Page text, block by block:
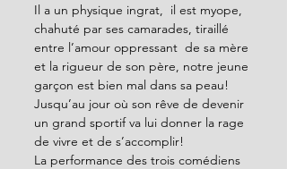
Il a un physique ingrat,  il est myope,
chahuté par ses camarades, tiraillé
entre l’amour oppressant  de sa mère
et la rigueur de son père, notre jeune
garçon est bien mal dans sa peau!
Jusqu’au jour où son rêve de devenir
un grand sportif va lui donner la rage
de vivre et de s’accomplir!
La performance des trois comédiens